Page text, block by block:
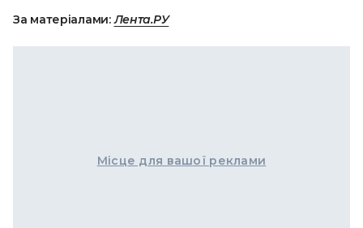
За матеріалами:Лента.РУ
Місце для вашої реклами